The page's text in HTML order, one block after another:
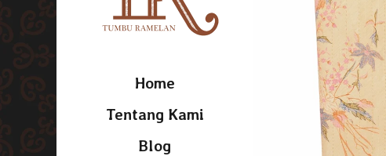
Home
Tentang Kami
Blog